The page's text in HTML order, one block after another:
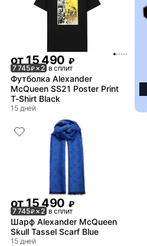
от15 490 ₽
7 745₽× 2 в сплит
Футболка Alexander
McQueen SS21 Poster Print
T-Shirt Black
15 дней
от15 490 ₽
7 745₽× 2 в сплит
Шарф Alexander McQueen
Skull Tassel Scarf Blue
15 дней